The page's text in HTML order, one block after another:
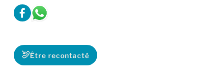
Être recontacté